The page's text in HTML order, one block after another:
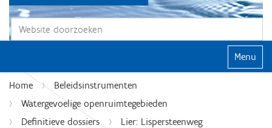
Zoek
Klap
Home
Beleidsinstrumenten
Watergevoelige openruimtegebieden
Definitieve dossiers
Lier: Lispersteenweg